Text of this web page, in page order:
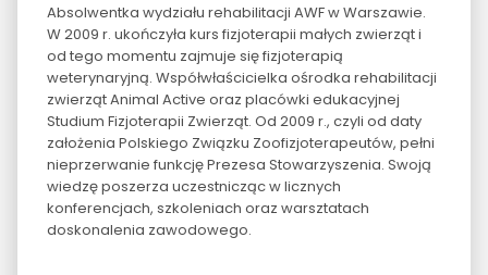
Absolwentka wydziału rehabilitacji AWF w Warszawie.
W 2009 r. ukończyła kurs fizjoterapii małych zwierząt i
od tego momentu zajmuje się fizjoterapią
weterynaryjną. Współwłaścicielka ośrodka rehabilitacji
zwierząt Animal Active oraz placówki edukacyjnej
Studium Fizjoterapii Zwierząt. Od 2009 r., czyli od daty
założenia Polskiego Związku Zoofizjoterapeutów, pełni
nieprzerwanie funkcję Prezesa Stowarzyszenia. Swoją
wiedzę poszerza uczestnicząc w licznych
konferencjach, szkoleniach oraz warsztatach
doskonalenia zawodowego.